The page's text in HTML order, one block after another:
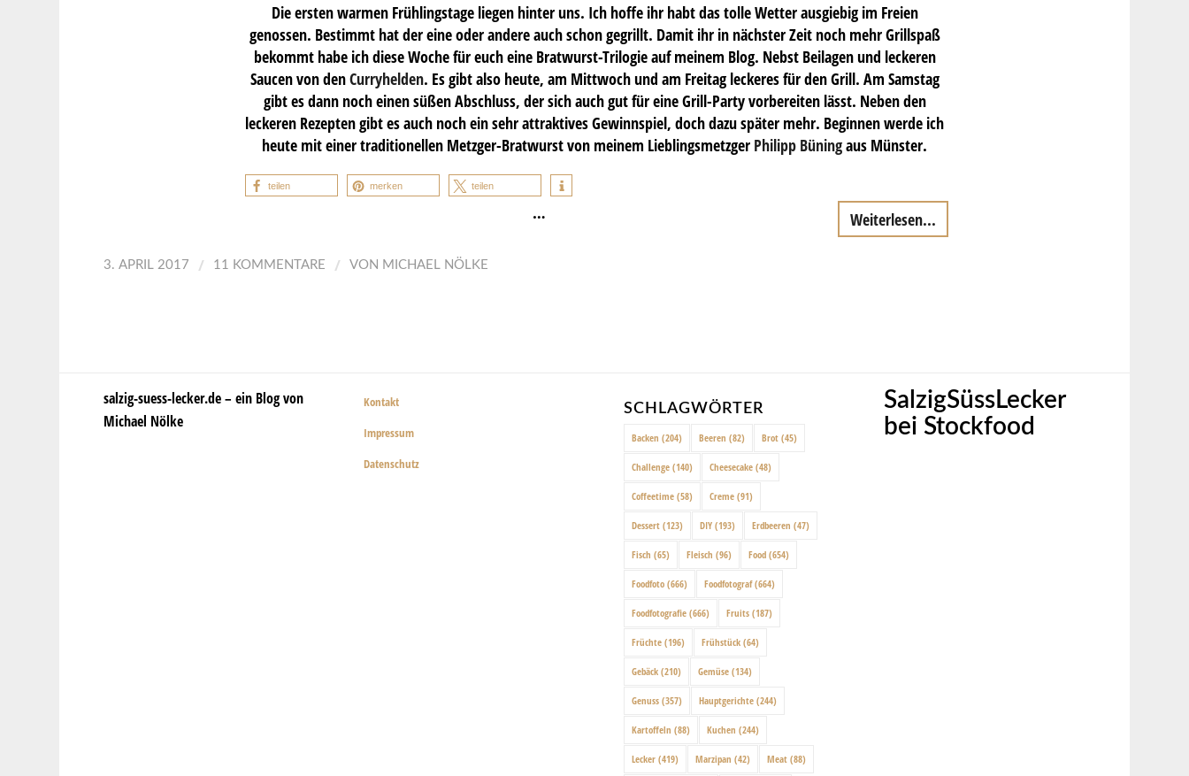
Die ersten warmen Frühlingstage liegen hinter uns. Ich hoffe ihr habt das tolle Wetter ausgiebig im Freien
genossen. Bestimmt hat der eine oder andere auch schon gegrillt. Damit ihr in nächster Zeit noch mehr Grillspaß
bekommt habe ich diese Woche für euch eine Bratwurst-Trilogie auf meinem Blog. Nebst Beilagen und leckeren
Saucen von denCurryhelden. Es gibt also heute, am Mittwoch und am Freitag leckeres für den Grill. Am Samstag
gibt es dann noch einen süßen Abschluss, der sich auch gut für eine Grill-Party vorbereiten lässt. Neben den
leckeren Rezepten gibt es auch noch ein sehr attraktives Gewinnspiel, doch dazu später mehr. Beginnen werde ich
heute mit einer traditionellen Metzger-Bratwurst von meinem Lieblingsmetzger Philipp Büningaus Münster.
teilen merken teilen
… Weiterlesen...
3. APRIL 2017 / 11 KOMMENTARE / VON MICHAEL NÖLKE
salzig-suess-lecker.de – ein Blog von
Michael Nölke
Kontakt
Impressum
Datenschutz
SCHLAGWÖRTER
Backen (204) Beeren (82) Brot (45)
Challenge (140) Cheesecake (48)
Coffeetime (58) Creme (91)
Dessert (123) DIY (193) Erdbeeren (47)
Fisch (65) Fleisch (96) Food (654)
Foodfoto (666) Foodfotograf(664)
Foodfotografie (666) Fruits (187)
Früchte (196) Frühstück (64)
Gebäck (210) Gemüse (134)
Genuss (357) Hauptgerichte (244)
Kartoffeln (88) Kuchen (244)
Lecker (419) Marzipan (42) Meat (88)
SalzigSüssLecker
bei Stockfood